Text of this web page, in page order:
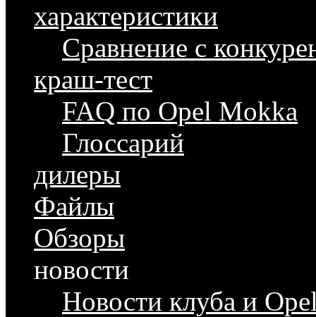
характеристики
Сравнение с
краш-тест
FAQ по Opel Mokka
Глоссарий
дилеры
Файлы
Обзоры
новости
Новости клуба и